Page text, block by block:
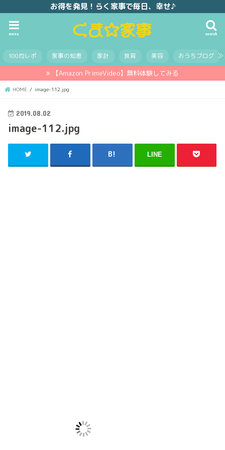
お得を発見！らく家事で毎日、幸せ♪
search
menu
100均レポ 家事の知恵 家計 食育 美容 おうちブログ
【Amazon PrimeVideo】無料体験してみる
HOME image-112.jpg
2019.08.02
image-112.jpg
LINE